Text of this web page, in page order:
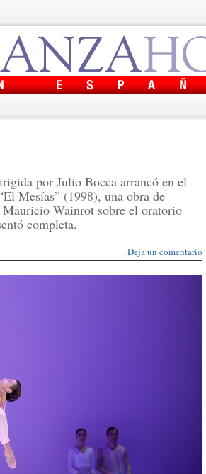
por Julio Bocca arrancó en el
Mesías” (1998), una obra de
Wainrot sobre el oratorio
completa.
Deja un comentario